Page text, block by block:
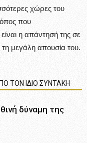
χώρες του
που
η απάντησή της σε
μεγάλη απουσία του.
ΤΟΝ ΙΔΙΟ ΣΥΝΤΑΚΗ
δύναμη της